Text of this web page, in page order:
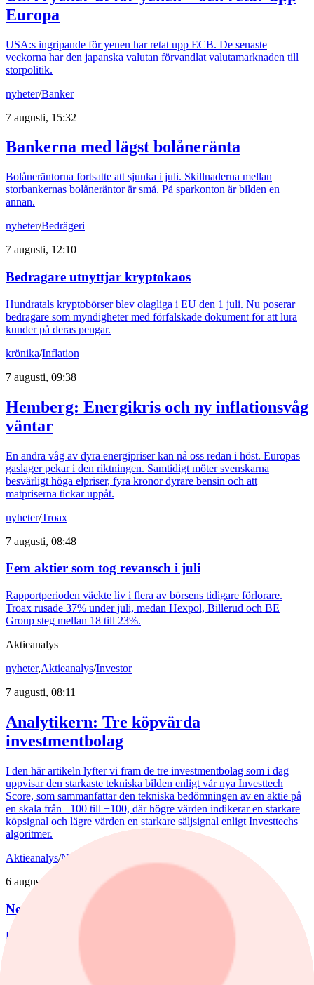
Europa
USA:s ingripande för yenen har retat upp ECB. De senaste
veckorna har den japanska valutan förvandlat valutamarknaden till
storpolitik.
nyheter/Banker
7 augusti, 15:32
Bankerna med lägst bolåneränta
Bolåneräntorna fortsatte att sjunka i juli. Skillnaderna mellan
storbankernas bolåneräntor är små. På sparkonton är bilden en
annan.
nyheter/Bedrägeri
7 augusti, 12:10
Bedragare utnyttjar kryptokaos
Hundratals kryptobörser blev olagliga i EU den 1 juli. Nu poserar
bedragare som myndigheter med förfalskade dokument för att lura
kunder på deras pengar.
krönika/Inflation
7 augusti, 09:38
Hemberg: Energikris och ny inflationsvåg
väntar
En andra våg av dyra energipriser kan nå oss redan i höst. Europas
gaslager pekar i den riktningen. Samtidigt möter svenskarna
besvärligt höga elpriser, fyra kronor dyrare bensin och att
matpriserna tickar uppåt.
nyheter/Troax
7 augusti, 08:48
Fem aktier som tog revansch i juli
Rapportperioden väckte liv i flera av börsens tidigare förlorare.
Troax rusade 37% under juli, medan Hexpol, Billerud och BE
Group steg mellan 18 till 23%.
Aktieanalys
nyheter,Aktieanalys/Investor
7 augusti, 08:11
Analytikern: Tre köpvärda
investmentbolag
I den här artikeln lyfter vi fram de tre investmentbolag som i dag
uppvisar den starkaste tekniska bilden enligt vår nya Investtech
Score, som sammanfattar den tekniska bedömningen av en aktie på
en skala från –100 till +100, där högre värden indikerar en starkare
köpsignal och lägre värden en starkare säljsignal enligt Investtechs
algoritmer.
Aktieanalys/Nederman
6 augusti, 15:55
Nederman: Vändning i sikte?
Det har blåst snåla vindar runt Nederman på börsen de senaste åren.
Aktieanalys